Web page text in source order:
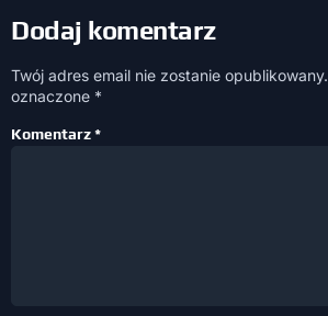
Dodaj komentarz
Twój adres email nie zostanie opublikowany.
oznaczone *
Komentarz*